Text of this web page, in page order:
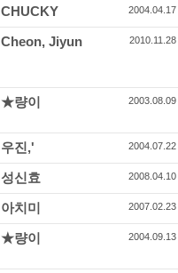
CHUCKY 2004.04.17
Cheon, Jiyun 2010.11.28
★량이 2003.08.09
우진,' 2004.07.22
성신효 2008.04.10
아치미 2007.02.23
★량이 2004.09.13